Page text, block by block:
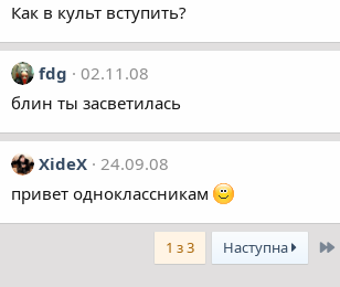
Как в культ вступить?
fdg
02.11.08
блин ты засветилась
XideX 24.09.08
привет одноклассникам
1 з 3 Наступна